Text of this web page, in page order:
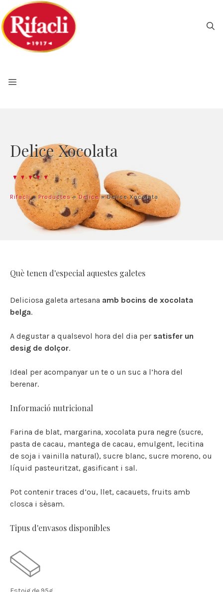
al
contingut
Delice Xocolata
Rifacli»Productes»Delice»Delice Xocolata
Què tenen d'especial aquestes galetes
Deliciosa galeta artesana amb bocins de xocolata
belga.
A degustar a qualsevol hora del dia per satisfer un
desig de dolçor.
Ideal per acompanyar un te o un suc a l’hora del
berenar.
Informació nutricional
Farina de blat, margarina, xocolata pura negre (sucre,
pasta de cacau, mantega de cacau, emulgent, lecitina
de soja i vainilla natural), sucre blanc, sucre moreno, ou
líquid pasteuritzat, gasificant i sal.
Pot contenir traces d’ou, llet, cacauets, fruits amb
closca i sèsam.
Tipus d'envasos disponibles